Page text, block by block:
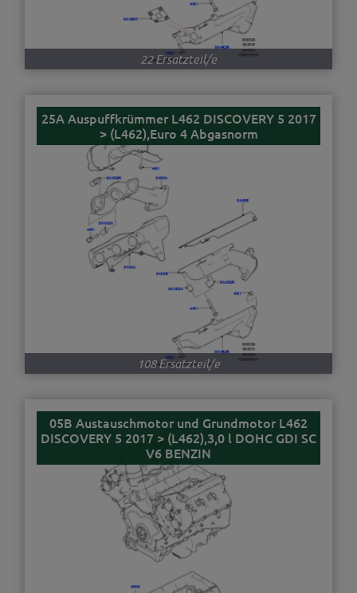
22 Ersatzteil/e
25A Auspuffkrümmer L462 DISCOVERY 5 2017
> (L462),Euro 4 Abgasnorm
108 Ersatzteil/e
05B Austauschmotor und Grundmotor L462
DISCOVERY 5 2017 > (L462),3,0 l DOHC GDI SC
V6 BENZIN